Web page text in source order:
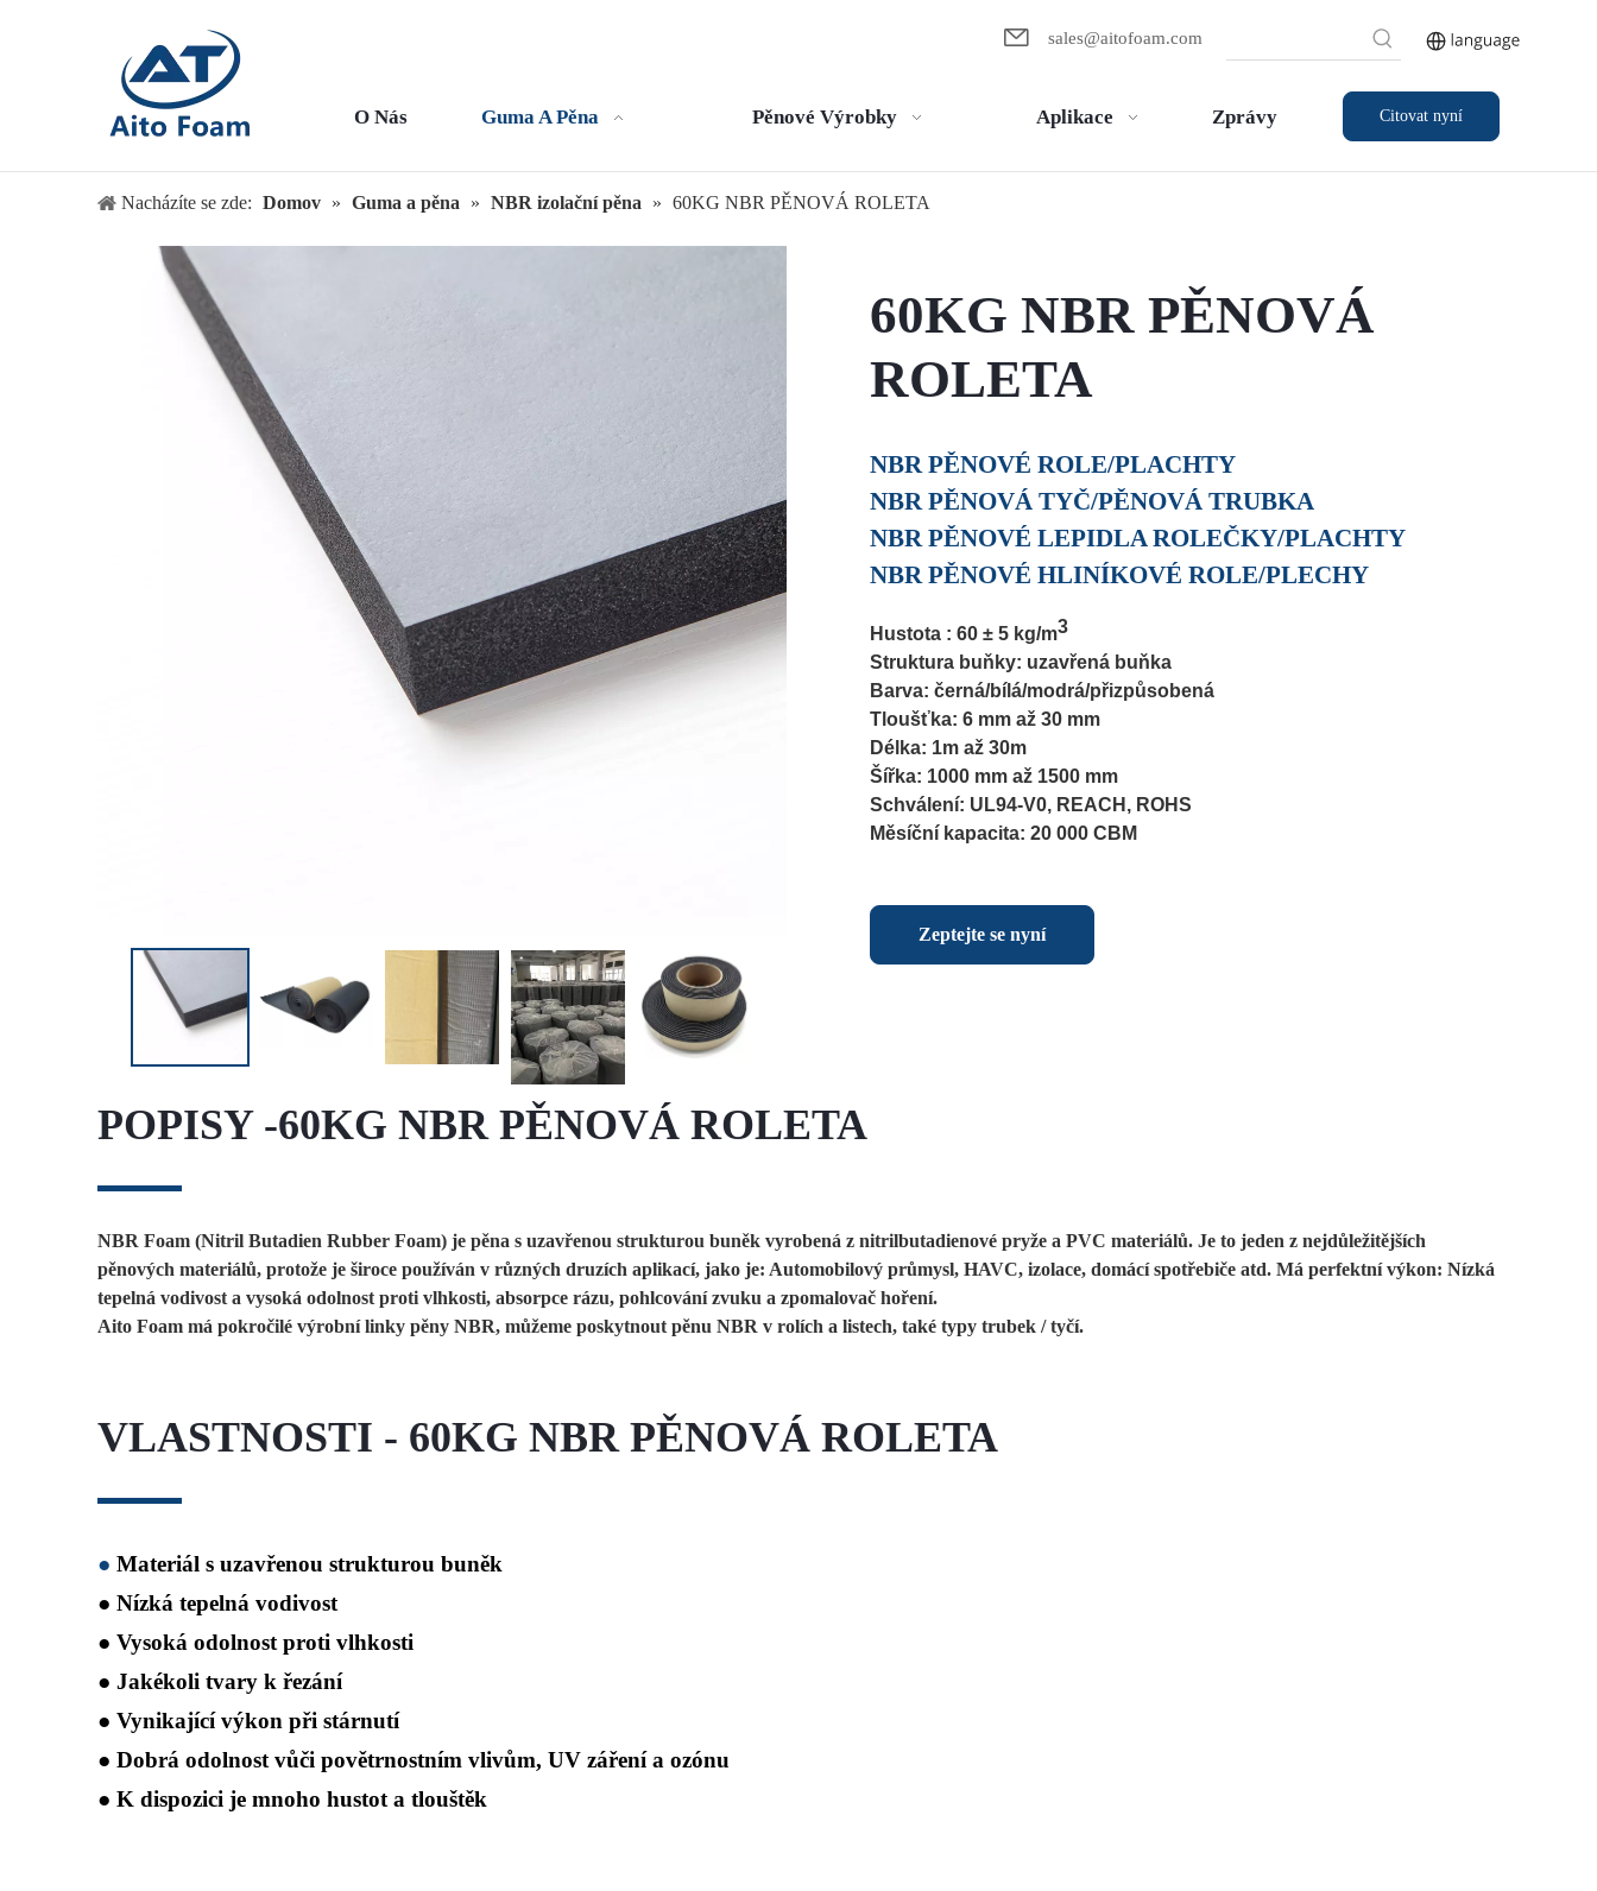
 sales@aitofoam.com
O Nás Guma A Pěna Pěnové Výrobky Aplikace Zprávy Citovat nyní
Nacházíte se zde: Domov » Guma a pěna » NBR izolační pěna » 60KG NBR PĚNOVÁ ROLETA
60KG NBR PĚNOVÁ
ROLETA
NBR PĚNOVÉ ROLE/PLACHTY
NBR PĚNOVÁ TYČ/PĚNOVÁ TRUBKA
NBR PĚNOVÉ LEPIDLA ROLEČKY/PLACHTY
NBR PĚNOVÉ HLINÍKOVÉ ROLE/PLECHY
Hustota : 60 ± 5 kg/m3
Struktura buňky: uzavřená buňka
Barva: černá/bílá/modrá/přizpůsobená
Tloušťka: 6 mm až 30 mm
Délka: 1m až 30m
Šířka: 1000 mm až 1500 mm
Schválení: UL94-V0, REACH, ROHS
Měsíční kapacita: 20 000 CBM
Zeptejte se nyní
POPISY -60KG NBR PĚNOVÁ ROLETA
NBR Foam (Nitril Butadien Rubber Foam) je pěna s uzavřenou strukturou buněk vyrobená z nitrilbutadienové pryže a PVC materiálů. Je to jeden z nejdůležitějších
pěnových materiálů, protože je široce používán v různých druzích aplikací, jako je: Automobilový průmysl, HAVC, izolace, domácí spotřebiče atd. Má perfektní výkon: Nízká
tepelná vodivost a vysoká odolnost proti vlhkosti, absorpce rázu, pohlcování zvuku a zpomalovač hoření.
Aito Foam má pokročilé výrobní linky pěny NBR, můžeme poskytnout pěnu NBR v rolích a listech, také typy trubek / tyčí.
VLASTNOSTI - 60KG NBR PĚNOVÁ ROLETA
● Materiál s uzavřenou strukturou buněk
● Nízká tepelná vodivost
● Vysoká odolnost proti vlhkosti
● Jakékoli tvary k řezání
● Vynikající výkon při stárnutí
● Dobrá odolnost vůči povětrnostním vlivům, UV záření a ozónu
● K dispozici je mnoho hustot a tlouštěk